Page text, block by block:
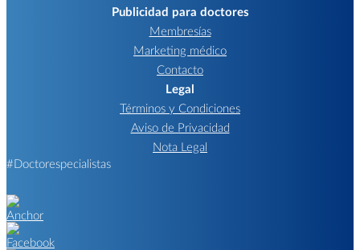
Publicidad para doctores
Membresías
Marketing médico
Contacto
Legal
Términos y Condiciones
Aviso de Privacidad
Nota Legal
#Doctorespecialistas